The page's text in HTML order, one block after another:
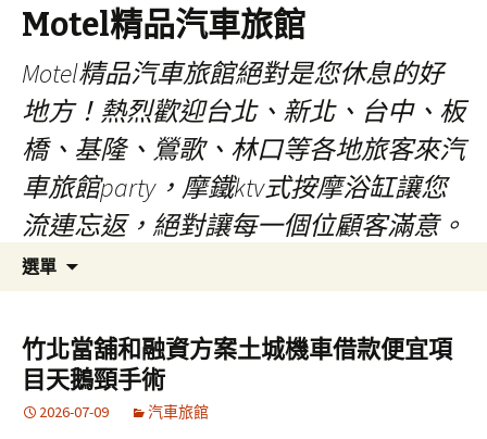
Motel精品汽車旅館
Motel精品汽車旅館絕對是您休息的好
地方！熱烈歡迎台北、新北、台中、板
橋、基隆、鶯歌、林口等各地旅客來汽
車旅館party，摩鐵ktv式按摩浴缸讓您
流連忘返，絕對讓每一個位顧客滿意。
選單
容
鍵
字:
竹北當舖和融資方案土城機車借款便宜項
目天鵝頸手術
2026-07-09 汽車旅館